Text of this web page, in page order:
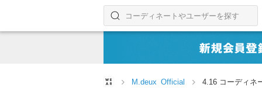
コーディネートやユーザーを探す
検索する
M.deux_Official 4.16 コーディネ